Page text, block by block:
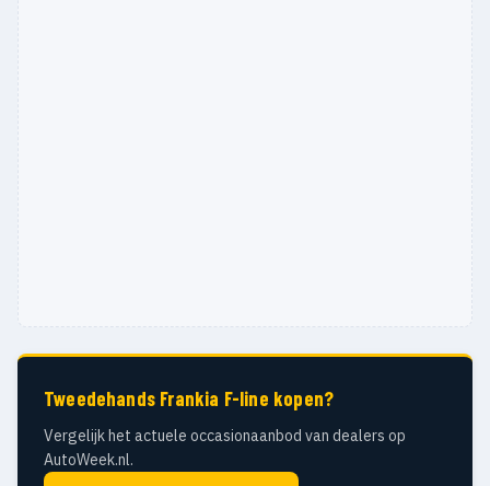
Tweedehands Frankia F-line kopen?
Vergelijk het actuele occasionaanbod van dealers op
AutoWeek.nl.